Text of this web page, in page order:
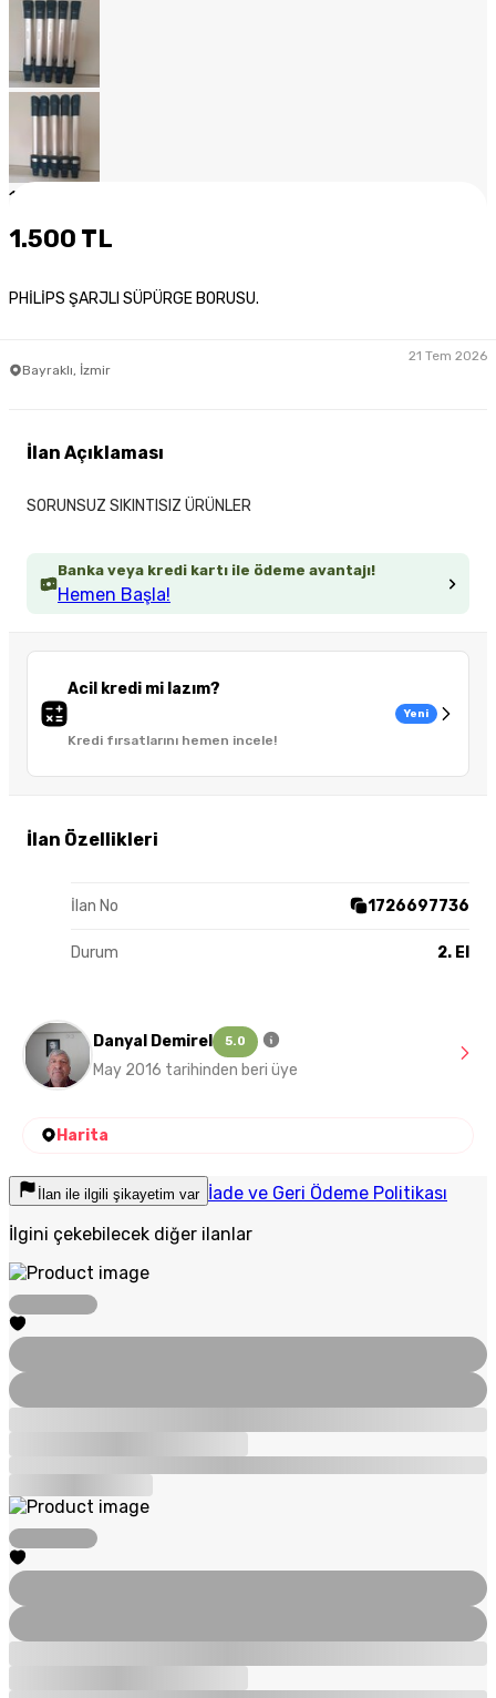
1
1.500 TL
PHİLİPS ŞARJLI SÜPÜRGE BORUSU.
Bayraklı, İzmir
21 Tem 2026
Banka veya kredi kartı ile ödeme avantajı!
Hemen Başla!
Acil kredi mi lazım?
Kredi fırsatlarını hemen incele!
Yeni
İlan Özellikleri
İlan No 1726697736
Durum 2. El
İlan Açıklaması
SORUNSUZ SIKINTISIZ ÜRÜNLER
Danyal Demirel 5.0
May 2016 tarihinden beri üye
Harita
İlan ile ilgili şikayetim var İade ve Geri Ödeme Politikası
İlgini çekebilecek diğer ilanlar